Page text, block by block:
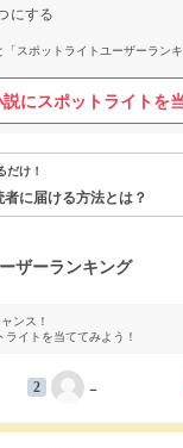
にする
スポットライトユーザーラン
にスポットライトを
だけ！
に届ける方法とは？
ザーランキング
ンス！
ライトを当ててみよう！
2 −